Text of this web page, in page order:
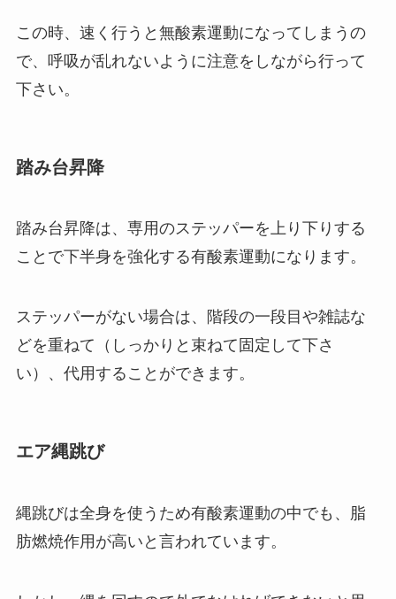
この時、速く行うと無酸素運動になってしまうの
で、呼吸が乱れないように注意をしながら行って
下さい。
踏み台昇降
踏み台昇降は、専用のステッパーを上り下りする
ことで下半身を強化する有酸素運動になります。
ステッパーがない場合は、階段の一段目や雑誌な
どを重ねて（しっかりと束ねて固定して下さ
い）、代用することができます。
エア縄跳び
縄跳びは全身を使うため有酸素運動の中でも、脂
肪燃焼作用が高いと言われています。